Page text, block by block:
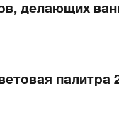
делающих
палитра